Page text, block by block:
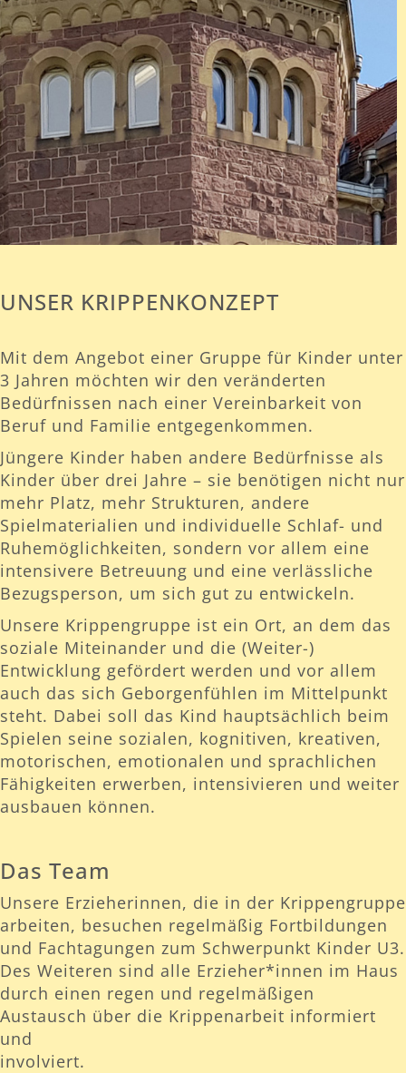
UNSER KRIPPENKONZEPT
Mit dem Angebot einer Gruppe für Kinder unter
3 Jahren möchten wir den veränderten
Bedürfnissen nach einer Vereinbarkeit von
Beruf und Familie entgegenkommen.
Jüngere Kinder haben andere Bedürfnisse als
Kinder über drei Jahre – sie benötigen nicht nur
mehr Platz, mehr Strukturen, andere
Spielmaterialien und individuelle Schlaf- und
Ruhemöglichkeiten, sondern vor allem eine
intensivere Betreuung und eine verlässliche
Bezugsperson, um sich gut zu entwickeln.
Unsere Krippengruppe ist ein Ort, an dem das
soziale Miteinander und die (Weiter-)
Entwicklung gefördert werden und vor allem
auch das sich Geborgenfühlen im Mittelpunkt
steht. Dabei soll das Kind hauptsächlich beim
Spielen seine sozialen, kognitiven, kreativen,
motorischen, emotionalen und sprachlichen
Fähigkeiten erwerben, intensivieren und weiter
ausbauen können.
Das Team
Unsere Erzieherinnen, die in der Krippengruppe
arbeiten, besuchen regelmäßig Fortbildungen
und Fachtagungen zum Schwerpunkt Kinder U3.
Des Weiteren sind alle Erzieher*innen im Haus
durch einen regen und regelmäßigen
Austausch über die Krippenarbeit informiert
und
involviert.